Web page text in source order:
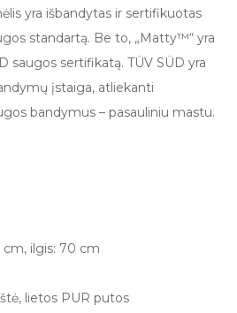
yra išbandytas ir sertifikuotas
standartą. Be to, „Matty™“ yra
saugos sertifikatą. TÜV SÜD yra
įstaiga, atliekanti
bandymus – pasauliniu mastu.
cm, ilgis: 70 cm
lietos PUR putos